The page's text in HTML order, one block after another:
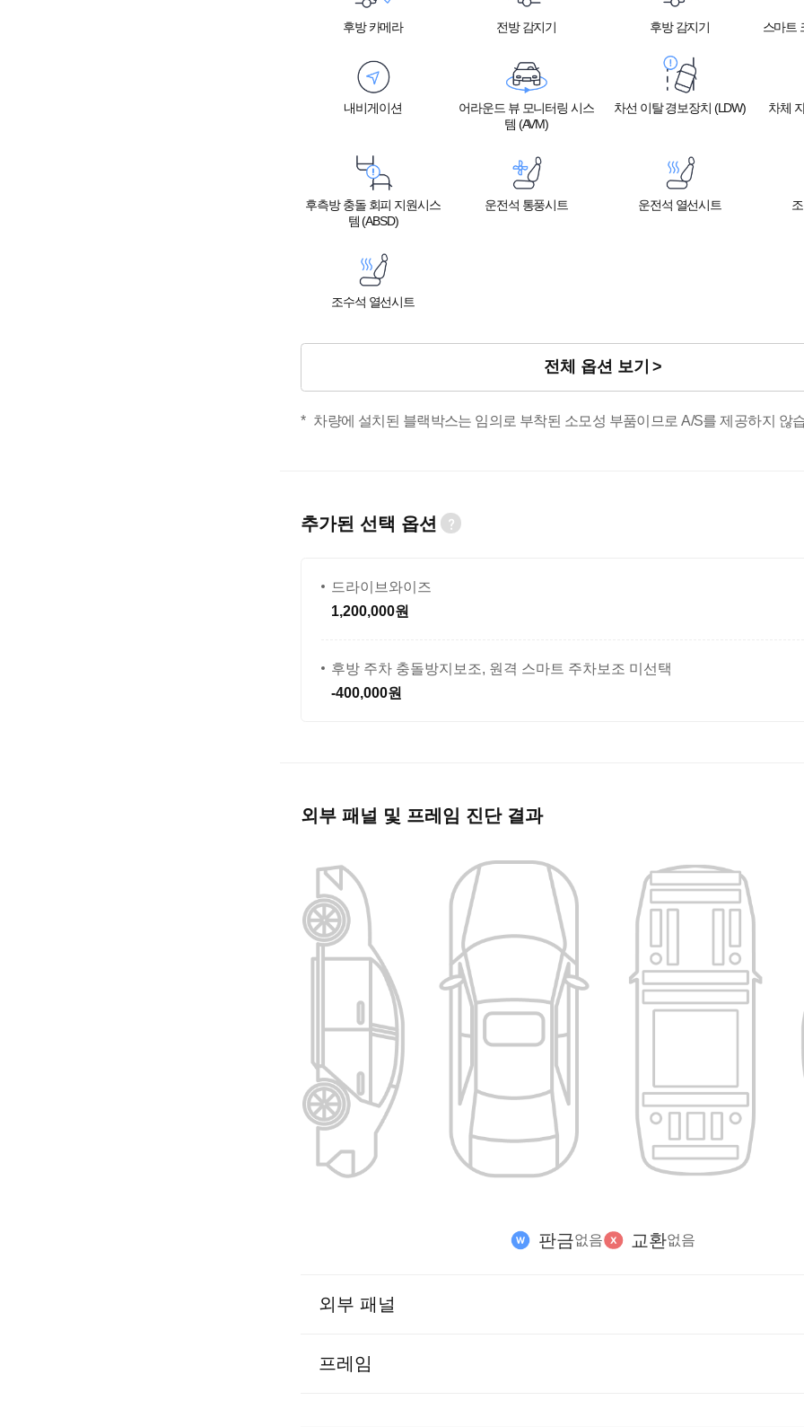
후방 카메라 전방 감지기 후방 감지기 스마트
내비게이션
어라운드 뷰 모니터링 시스
템 (AVM)
차선 이탈 경보장치 (LDW) 차체
후측방 충돌 회피 지원시스
템 (ABSD)
운전석 통풍시트 운전석 열선시트
조수석 열선시트
전체 옵션 보기
차량에 설치된 블랙박스는 임의로 부착된 소모성 부품이므로 A/S를 제공하지 않
추가된 선택 옵션
드라이브와이즈
1,200,000원
후방 주차 충돌방지보조, 원격 스마트 주차보조 미선택
-400,000원
외부 패널 및 프레임 진단 결과
판금없음 교환없음
외부 패널
프레임